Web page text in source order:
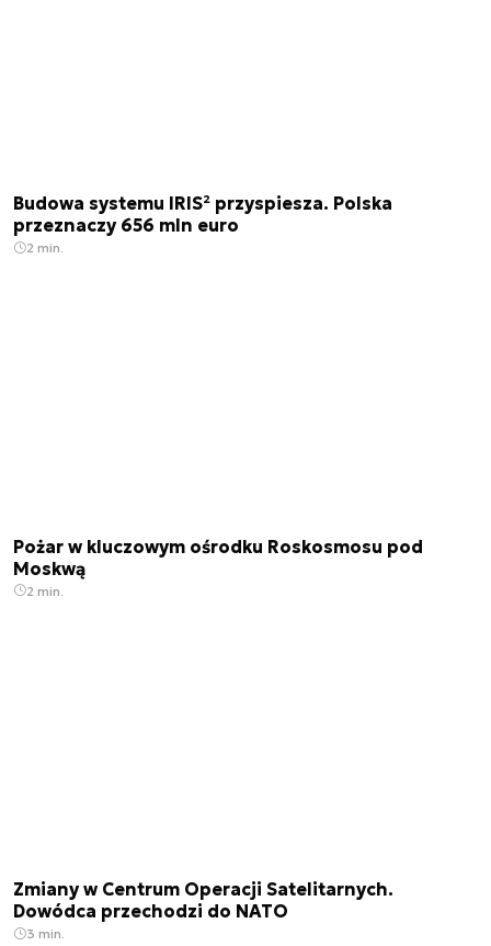
Budowa systemu IRIS² przyspiesza. Polska
przeznaczy 656 mln euro
2 min.
Pożar w kluczowym ośrodku Roskosmosu pod
Moskwą
2 min.
Zmiany w Centrum Operacji Satelitarnych.
Dowódca przechodzi do NATO
3 min.